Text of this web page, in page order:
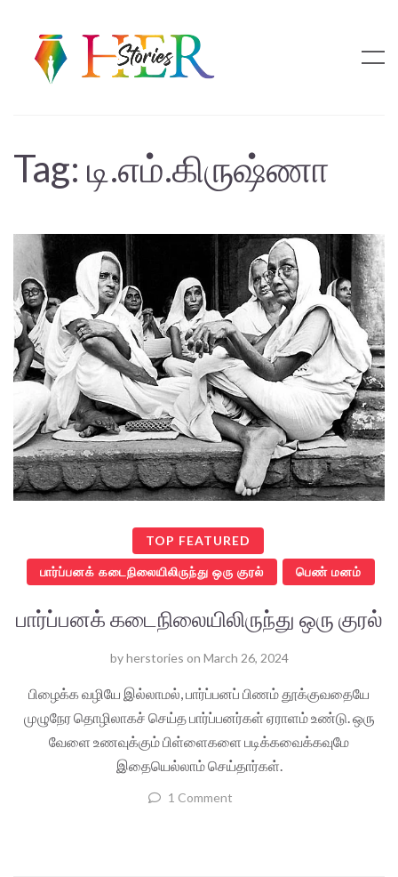
Tag: டி.எம்.கிருஷ்ணா
TOP FEATURED
பார்ப்பனக் கடைநிலையிலிருந்து ஒரு குரல் பெண் மனம்
பார்ப்பனக் கடைநிலையிலிருந்து ஒரு குரல்
byherstories on March 26, 2024
பிழைக்க வழியே இல்லாமல், பார்ப்பனப் பிணம் தூக்குவதையே
முழுநேர தொழிலாகச் செய்த பார்ப்பனர்கள் ஏராளம் உண்டு. ஒரு
வேளை உணவுக்கும் பிள்ளைகளை படிக்கவைக்கவுமே
இதையெல்லாம் செய்தார்கள்.
1 Comment